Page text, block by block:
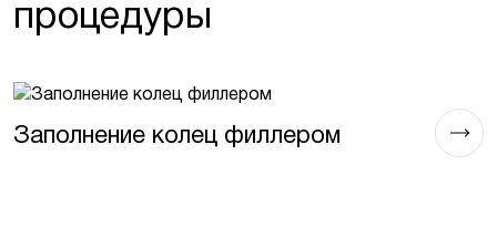
процедуры
Заполнение колец филлером